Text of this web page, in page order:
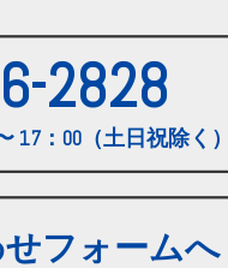
2828
17：00（土日祝除く
フォームへ